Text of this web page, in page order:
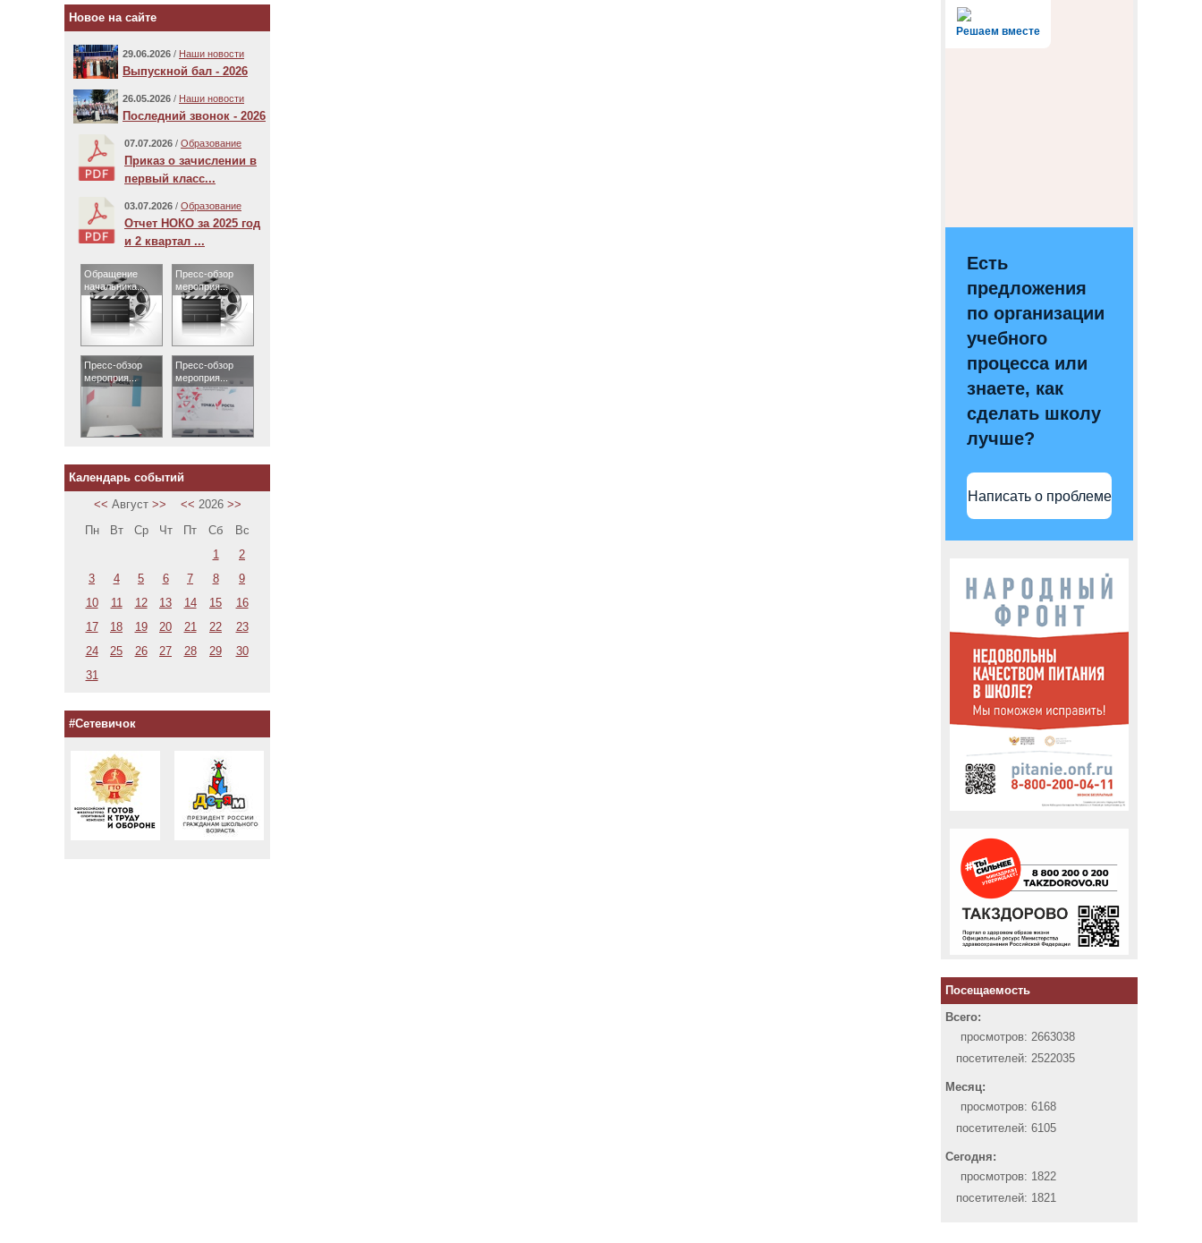
Новое на сайте
29.06.2026 / Наши новости
Выпускной бал - 2026
26.05.2026 / Наши новости
Последний звонок - 2026
07.07.2026 / Образование
Приказ о зачислении в
первый класс...
03.07.2026 / Образование
Отчет НОКО за 2025 год
и 2 квартал ...
Обращение
начальника...
Пресс-обзор
мероприя...
Пресс-обзор
мероприя...
Пресс-обзор
мероприя...
Календарь событий
<< Август >> << 2026 >>
Пн
Вт Ср Чт Пт Сб
Вс
1
2
3
4 5 6 7 8
9
10
11 12 13 14 15
16
17
18 19 20 21 22
23
24
25 26 27 28 29
30
31
#Сетевичок
Решаем вместе
Есть
предложения
по организации
учебного
процесса или
знаете, как
сделать школу
лучше?
Написать о проблеме
Посещаемость
Всего:
просмотров: 2663038
посетителей: 2522035
Месяц:
просмотров: 6168
посетителей: 6105
Сегодня:
просмотров: 1822
посетителей: 1821